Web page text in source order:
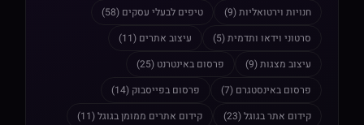
חנויות וירטואליות (9)
טיפים לבעלי עסקים (58)
סרטוני וידאו ותדמית (5)
עיצוב אתרים (11)
עיצוב מצגות (9)
פרסום באינטרנט (25)
פרסום באינסטגרם (7)
פרסום בפייסבוק (14)
קידום אתר בגוגל (23)
קידום אתרים ממומן בגוגל (11)